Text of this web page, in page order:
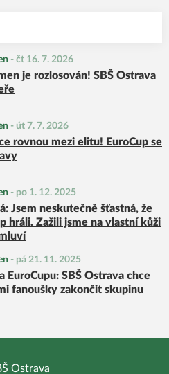
- čt 16. 7. 2026
je rozlosován! SBŠ Ostrava
- út 7. 7. 2026
rovnou mezi elitu! EuroCup se
- po 1. 12. 2025
Jsem neskutečně šťastná, že
hráli. Zažili jsme na vlastní kůži
- pá 21. 11. 2025
EuroCupu: SBŠ Ostrava chce
fanoušky zakončit skupinu